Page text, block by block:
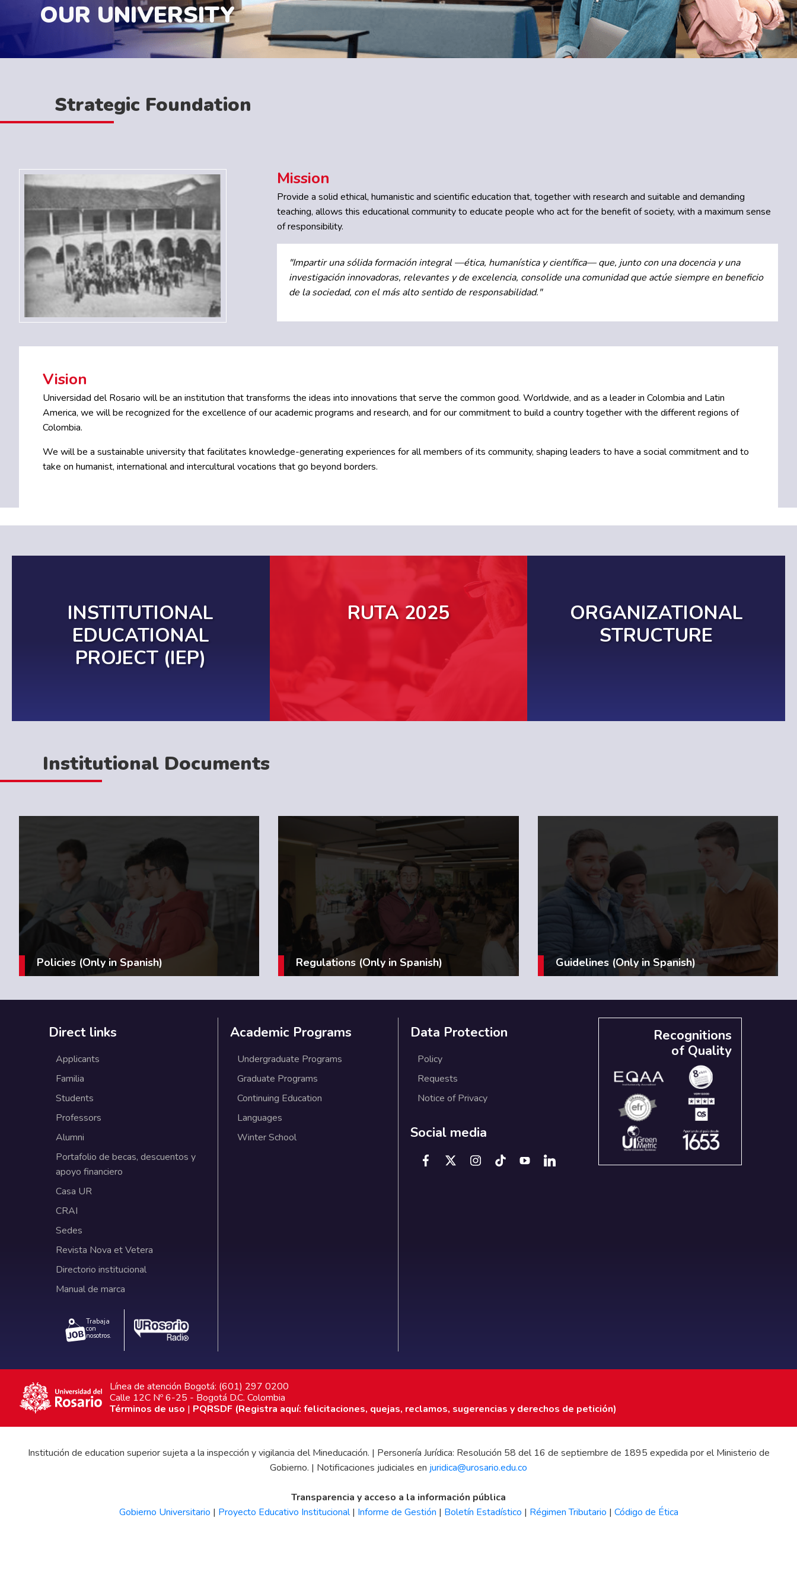
OUR UNIVERSITY
Strategic Foundation
Mission
Provide a solid ethical, humanistic and scientific education that, together with research and suitable and demanding
teaching, allows this educational community to educate people who act for the benefit of society, with a maximum sense
of responsibility.
"Impartir una sólida formación integral —ética, humanística y científica— que, junto con una docencia y una
investigación innovadoras, relevantes y de excelencia, consolide una comunidad que actúe siempre en beneficio
de la sociedad, con el más alto sentido de responsabilidad."
Vision
Universidad del Rosario will be an institution that transforms the ideas into innovations that serve the common good. Worldwide, and as a leader in Colombia and Latin
America, we will be recognized for the excellence of our academic programs and research, and for our commitment to build a country together with the different regions of
Colombia.
We will be a sustainable university that facilitates knowledge-generating experiences for all members of its community, shaping leaders to have a social commitment and to
take on humanist, international and intercultural vocations that go beyond borders.
INSTITUTIONAL
EDUCATIONAL
PROJECT (IEP)
RUTA 2025
MORE
ORGANIZATIONAL
STRUCTURE
Institutional Documents
Policies (Only in Spanish) Regulations (Only in Spanish) Guidelines (Only in Spanish)
Direct links
Applicants
Familia
Students
Professors
Alumni
Portafolio de becas, descuentos y
apoyo financiero
Casa UR
CRAI
Sedes
Revista Nova et Vetera
Directorio institucional
Manual de marca
Trabaja
con
nosotros.
Academic Programs
Undergraduate Programs
Graduate Programs
Continuing Education
Languages
Winter School
Data Protection
Policy
Requests
Notice of Privacy
Social media
Recognitions
of Quality
Línea de atención Bogotá: (601) 297 0200
Calle 12C Nº 6-25 - Bogotá D.C. Colombia
Términos de uso | PQRSDF (Registra aquí: felicitaciones, quejas, reclamos, sugerencias y derechos de petición)
Institución de education superior sujeta a la inspección y vigilancia del Mineducación. | Personería Jurídica: Resolución 58 del 16 de septiembre de 1895 expedida por el Ministerio de
Gobierno. | Notificaciones judiciales en juridica@urosario.edu.co
Transparencia y acceso a la información pública
Gobierno Universitario | Proyecto Educativo Institucional| Informe de Gestión | Boletín Estadístico | Régimen Tributario | Código de Ética